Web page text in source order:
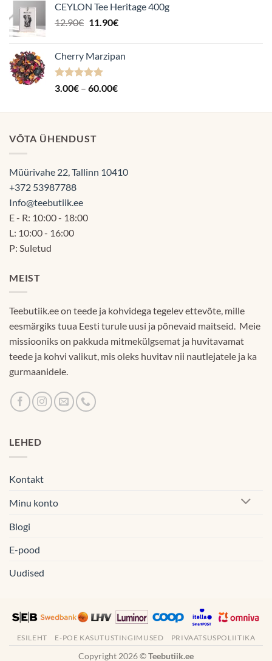
CEYLON Tee Heritage 400g
12.90€ Algne
12.90€.
11.90€Praegune
11.90€.
Cherry Marzipan
Hinnanguga
3.00€ – 60.00€Hinnavahemik:
kuni
VÕTA ÜHENDUST
Müürivahe 22, Tallinn 10410
+372 53987788
Info@teebutiik.ee
E - R: 10:00 - 18:00
L: 10:00 - 16:00
P: Suletud
MEIST
Teebutiik.ee on teede ja kohvidega tegelev ettevõte, mille
eesmärgiks tuua Eesti turule uusi ja põnevaid maitseid. Meie
missiooniks on pakkuda mitmekülgsemat ja huvitavamat
teede ja kohvi valikut, mis oleks huvitav nii nautlejatele ja ka
gurmaanidele.
LEHED
Kontakt
Minu konto
Blogi
E-pood
Uudised
ESILEHT E-POE KASUTUSTINGIMUSED PRIVAATSUSPOLIITIKA
Copyright 2026 ©Teebutiik.ee